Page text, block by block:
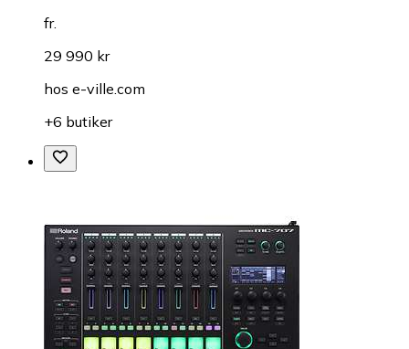
fr.
29 990 kr
hos e-ville.com
+6 butiker